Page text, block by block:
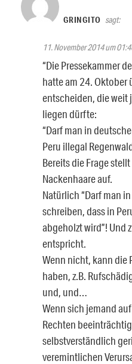
GRINGITO sagt:
11. November 2014 um
“Die Pressekammer
hatte am 24. Oktober
entscheiden, die weit
liegen dürfte:
“Darf man in
Peru illegal
Bereits die Frage
Nackenhaare auf.
Natürlich “Darf man
schreiben, dass in
abgeholzt wird”! Und
entspricht.
Wenn nicht, kann die
haben, z.B.
und, und…
Wenn sich jemand
Rechten
selbstverständlich
veremintlichen